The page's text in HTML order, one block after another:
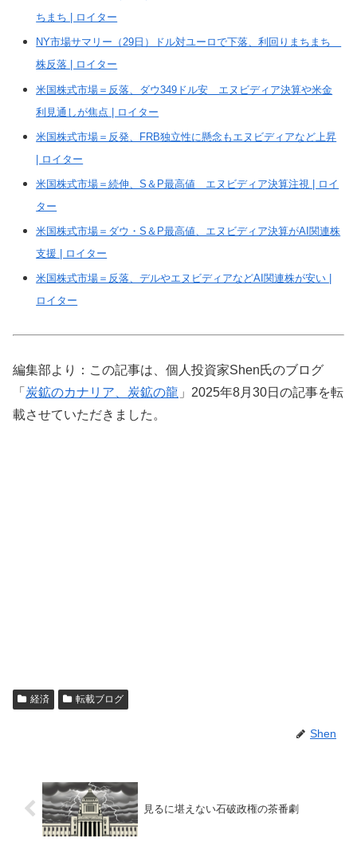
ちまち | ロイター
NY市場サマリー（29日）ドル対ユーロで下落、利回りまちまち
株反落 | ロイター
米国株式市場＝反落、ダウ349ドル安 エヌビディア決算や米金
利見通しが焦点 | ロイター
米国株式市場＝反発、FRB独立性に懸念もエヌビディアなど上昇
| ロイター
米国株式市場＝続伸、S＆P最高値 エヌビディア決算注視 | ロイ
ター
米国株式市場＝ダウ・S＆P最高値、エヌビディア決算がAI関連株
支援 | ロイター
米国株式市場＝反落、デルやエヌビディアなどAI関連株が安い |
ロイター
編集部より：この記事は、個人投資家Shen氏のブログ
「 炭鉱のカナリア、炭鉱の龍 」2025年8月30日の記事を転
載させていただきました。
経済 転載ブログ
Shen
見るに堪えない石破政権の茶番劇